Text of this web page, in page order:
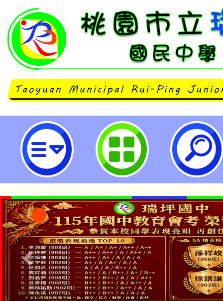
「客庄百年大圳與客家埤塘歷史文
哪位來个 ? sui ˋ dui nai vi loiˇ
市立瑞坪國民中學
「本色祭」8/29、30在